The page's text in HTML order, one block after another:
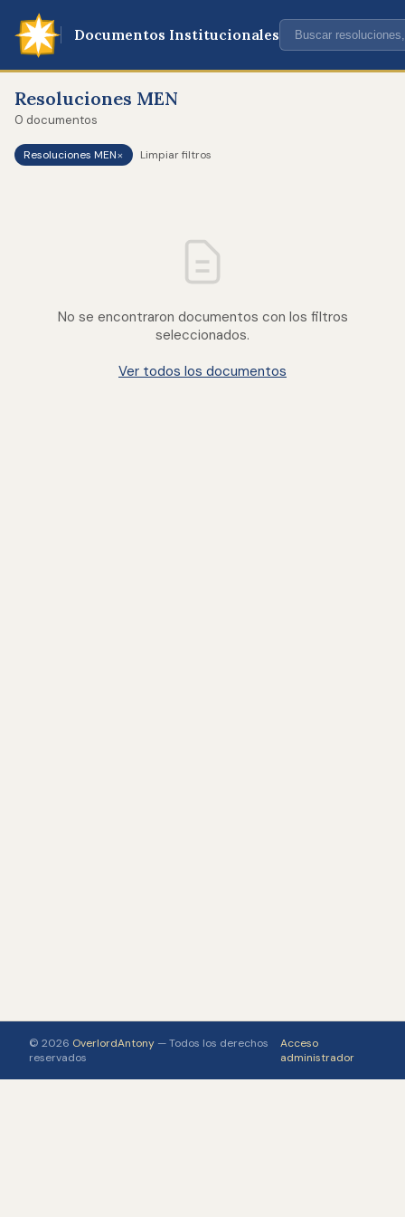
Documentos Institucionales
Resoluciones MEN
0 documentos
Resoluciones MEN× Limpiar filtros
No se encontraron documentos con los filtros
seleccionados.
Ver todos los documentos
© 2026 OverlordAntony — Todos los derechos
reservados
Acceso
administrador